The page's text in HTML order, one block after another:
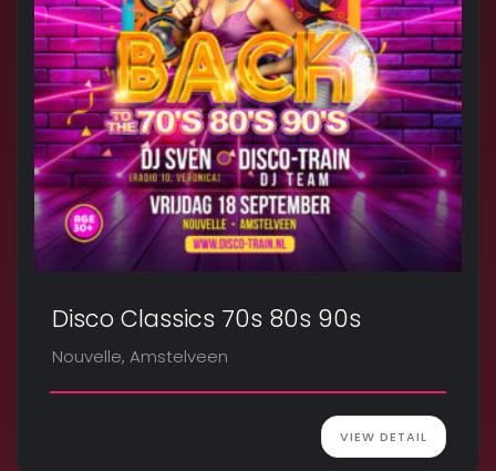
Disco Classics 70s 80s 90s
Nouvelle, Amstelveen
VIEW DETAIL